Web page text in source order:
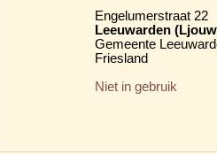
Engelumerstraat 22
Leeuwarden
Gemeente
Friesland
Niet in gebruik